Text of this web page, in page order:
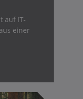
auf IT-
einer